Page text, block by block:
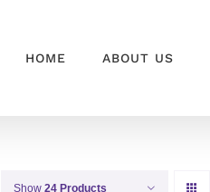
HOME ABOUT US
Show 24 Products